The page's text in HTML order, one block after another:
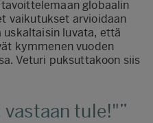
globaalin
vaikutukset arvioidaan
luvata, että
kymmenen vuoden
Veturi puksuttakoon siis
vastaan tule!"